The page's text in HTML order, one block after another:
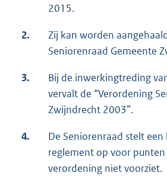
2015.
2.
Zij kan worden
Seniorenraad Gemeente
3.
Bij de inwerkingtreding
vervalt de “Verordening
Zwijndrecht 2003”.
4.
De Seniorenraad stelt
reglement op voor punten
verordening niet voorziet.